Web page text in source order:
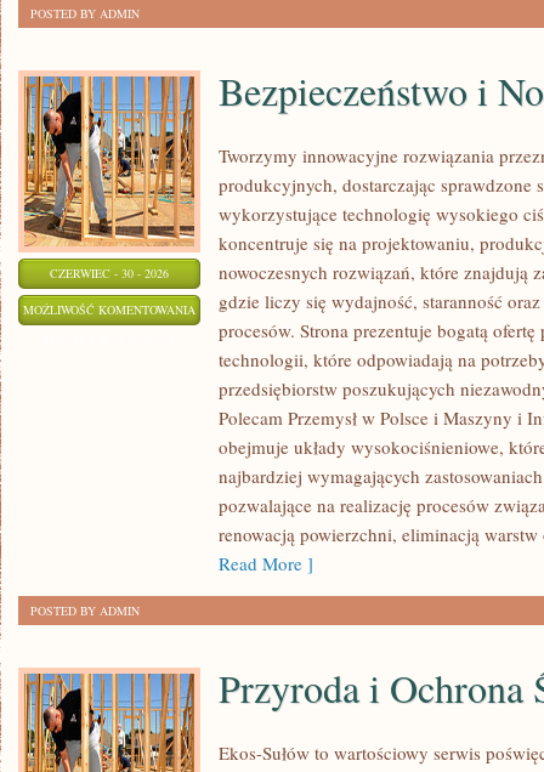
POSTED BY ADMIN
CZERWIEC - 30 - 2026
MOŻLIWOŚĆ KOMENTOWANIA BEZPIECZEŃSTWO
NORMY
Bezpieczeństwo i
Tworzymy innowacyjne rozwiązania
produkcyjnych, dostarczając sprawdzone
wykorzystujące technologię wysokiego
koncentruje się na projektowaniu,
nowoczesnych rozwiązań, które znajdują
gdzie liczy się wydajność, staranność
procesów. Strona prezentuje bogatą ofertę
technologii, które odpowiadają na
przedsiębiorstw poszukujących
Polecam Przemysł w Polsce i Maszyny i
obejmuje układy wysokociśnieniowe,
najbardziej wymagających
pozwalające na realizację procesów
renowacją powierzchni, eliminacją
Read More ]
POSTED BY ADMIN
Przyroda i Ochrona
Ekos-Sułów to wartościowy serwis